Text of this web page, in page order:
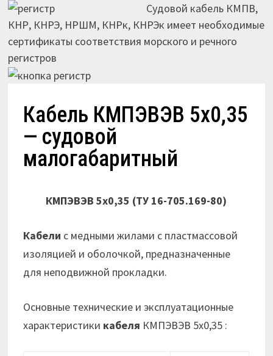
Судовой кабель КМПВ,
КНР, КНРЭ, НРШМ, КНРк, КНРЭк имеет необходимые
сертификаты соответствия морского и речного
регистров
Кабель КМПЭВЭВ 5х0,35
— судовой
малогабаритный
КМПЭВЭВ 5х0,35 (ТУ 16-705.169-80)
Кабели с медными жилами с пластмассовой
изоляцией и оболочкой, предназначенные
для неподвижной прокладки.
Основные технические и эксплуатационные
характеристики кабеля КМПЭВЭВ 5х0,35 :